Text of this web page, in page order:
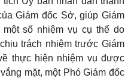
Giám đốc Sở, giúp Giám
số nhiệm vụ cụ thể do
trách nhiệm trước Giám
thực hiện nhiệm vụ được
mặt, một Phó Giám đốc